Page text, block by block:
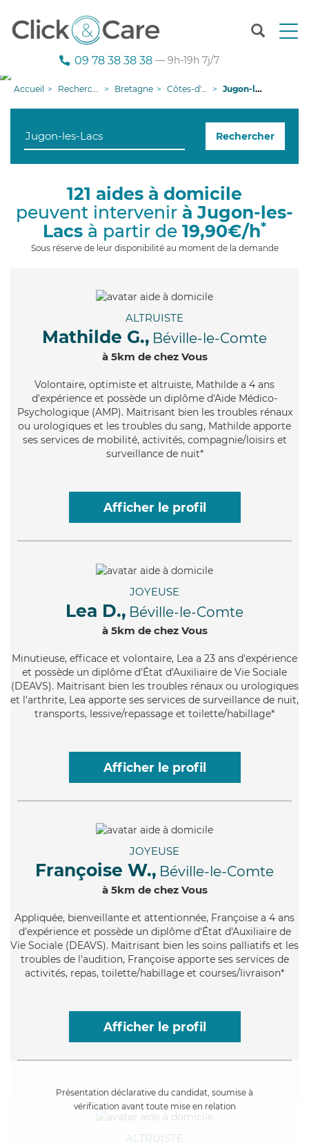
T
n
g
i
09 78 38 38 38 — 9h-19h 7j/7
Accueil Recherche aide à domicile Bretagne Côtes-d'armor Jugon-les-Lacs
Rechercher
121 aides à domicile
peuvent intervenir à Jugon-les-
Lacs à partir de 19,90€/h*
Sous réserve de leur disponibilité au moment de la demande
ALTRUISTE
Mathilde G., Béville-le-Comte
à 5km de chez Vous
Volontaire, optimiste et altruiste, Mathilde a 4 ans
d'expérience et possède un diplôme d'Aide Médico-
Psychologique (AMP). Maitrisant bien les troubles rénaux
ou urologiques et les troubles du sang, Mathilde apporte
ses services de mobilité, activités, compagnie/loisirs et
surveillance de nuit*
Afficher le profil
JOYEUSE
Lea D., Béville-le-Comte
à 5km de chez Vous
Minutieuse, efficace et volontaire, Lea a 23 ans d'expérience
et possède un diplôme d'État d'Auxiliaire de Vie Sociale
(DEAVS). Maitrisant bien les troubles rénaux ou urologiques
et l'arthrite, Lea apporte ses services de surveillance de nuit,
transports, lessive/repassage et toilette/habillage*
Afficher le profil
JOYEUSE
Françoise W., Béville-le-Comte
à 5km de chez Vous
Appliquée, bienveillante et attentionnée, Françoise a 4 ans
d'expérience et possède un diplôme d'État d'Auxiliaire de
Vie Sociale (DEAVS). Maitrisant bien les soins palliatifs et les
troubles de l'audition, Françoise apporte ses services de
activités, repas, toilette/habillage et courses/livraison*
Afficher le profil
Présentation déclarative du candidat, soumise à
vérification avant toute mise en relation
ALTRUISTE